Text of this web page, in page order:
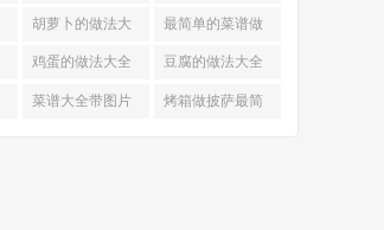
的做法
胡萝卜的做法大
全
最简单的菜谱做
法大全
鸡蛋的做法大全 豆腐的做法大全
菜谱大全带图片 烤箱做披萨最简